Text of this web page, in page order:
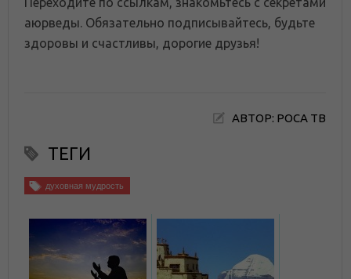
аюрведы. Обязательно подписывайтесь, будьте
здоровы и счастливы, дорогие друзья!
АВТОР: РОСА ТВ
ТЕГИ
духовная мудрость